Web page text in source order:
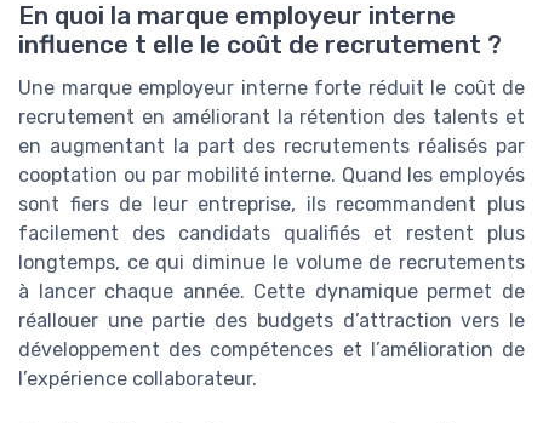
En quoi la marque employeur interne
influence t elle le coût de recrutement ?
Une marque employeur interne forte réduit le coût de
recrutement en améliorant la rétention des talents et
en augmentant la part des recrutements réalisés par
cooptation ou par mobilité interne. Quand les employés
sont fiers de leur entreprise, ils recommandent plus
facilement des candidats qualifiés et restent plus
longtemps, ce qui diminue le volume de recrutements
à lancer chaque année. Cette dynamique permet de
réallouer une partie des budgets d’attraction vers le
développement des compétences et l’amélioration de
l’expérience collaborateur.